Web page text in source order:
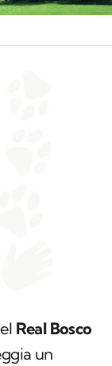
Real Bosco
un